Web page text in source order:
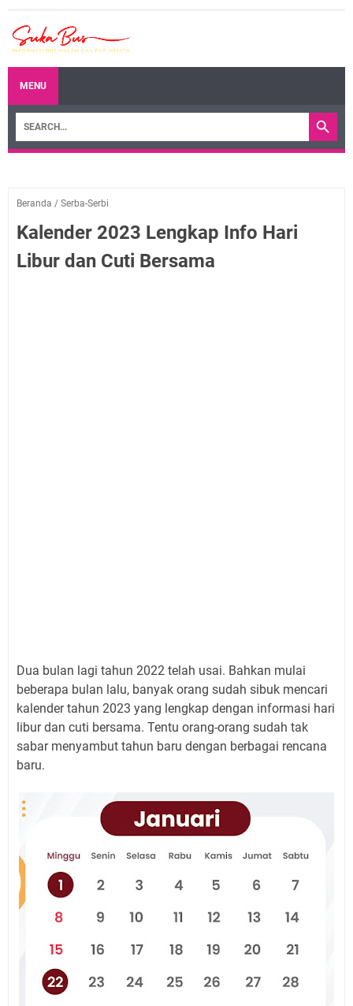
MENU
Beranda / Serba-Serbi
Kalender 2023 Lengkap Info Hari
Libur dan Cuti Bersama
Dua bulan lagi tahun 2022 telah usai. Bahkan mulai
beberapa bulan lalu, banyak orang sudah sibuk mencari
kalender tahun 2023 yang lengkap dengan informasi hari
libur dan cuti bersama. Tentu orang-orang sudah tak
sabar menyambut tahun baru dengan berbagai rencana
baru.